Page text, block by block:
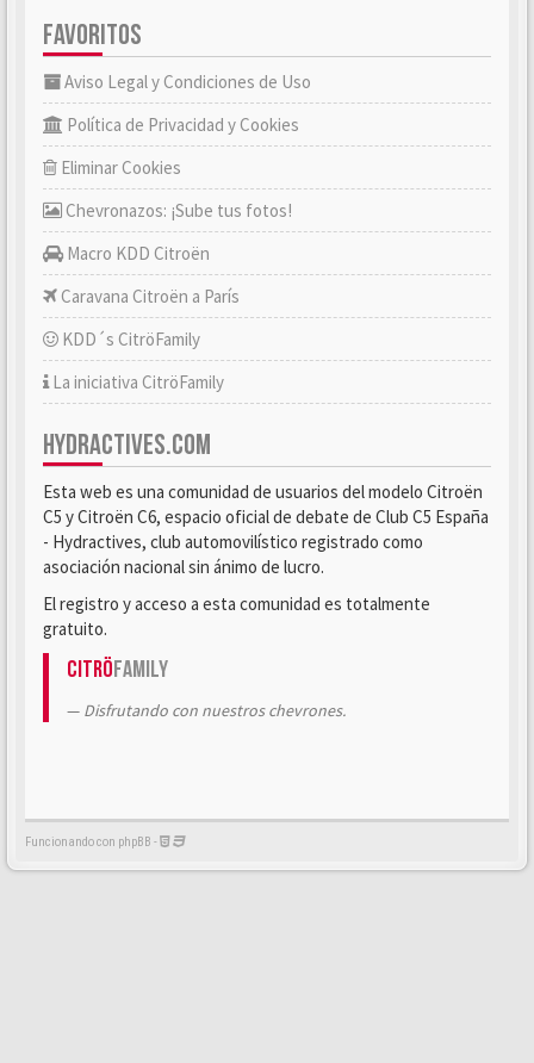
FAVORITOS
Aviso Legal y Condiciones de Uso
Política de Privacidad y Cookies
Eliminar Cookies
Chevronazos: ¡Sube tus fotos!
Macro KDD Citroën
Caravana Citroën a París
KDD´s CitröFamily
La iniciativa CitröFamily
HYDRACTIVES.COM
Esta web es una comunidad de usuarios del modelo Citroën
C5 y Citroën C6, espacio oficial de debate de Club C5 España
- Hydractives, club automovilístico registrado como
asociación nacional sin ánimo de lucro.
El registro y acceso a esta comunidad es totalmente
gratuito.
CitröFamily
Disfrutando con nuestros chevrones.
Funcionando con phpBB -